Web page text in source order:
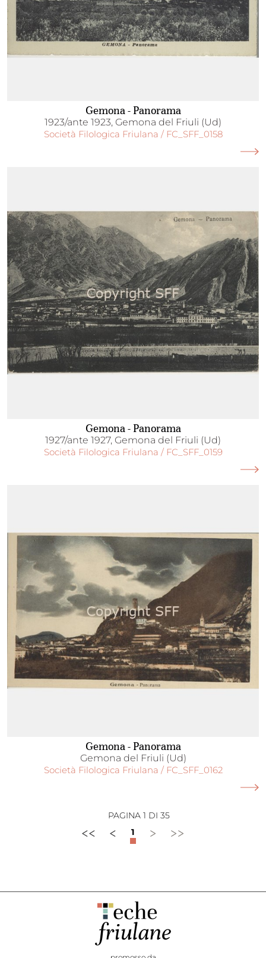
Gemona - Panorama
1923/ante 1923, Gemona del Friuli (Ud)
Società Filologica Friulana / FC_SFF_0158
Gemona - Panorama
1927/ante 1927, Gemona del Friuli (Ud)
Società Filologica Friulana / FC_SFF_0159
Gemona - Panorama
Gemona del Friuli (Ud)
Società Filologica Friulana / FC_SFF_0162
<< < 1 > >>
PAGINA 1 DI 35